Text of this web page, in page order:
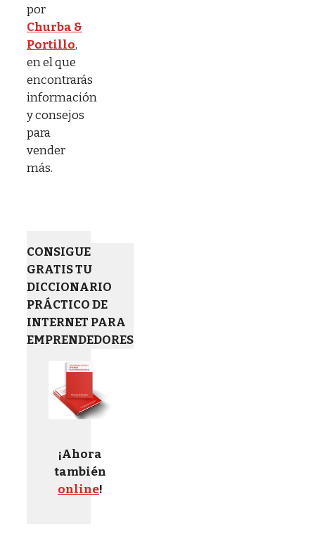
por
Churba &
Portillo,
en el que
encontrarás
información
y consejos
para
vender
más.
CONSIGUE
GRATIS TU
DICCIONARIO
PRÁCTICO DE
INTERNET PARA
EMPRENDEDORES
¡Ahora
también
online!